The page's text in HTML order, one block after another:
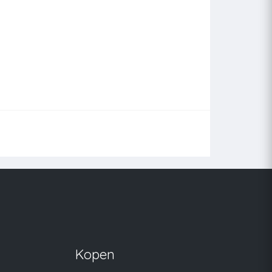
Kopen